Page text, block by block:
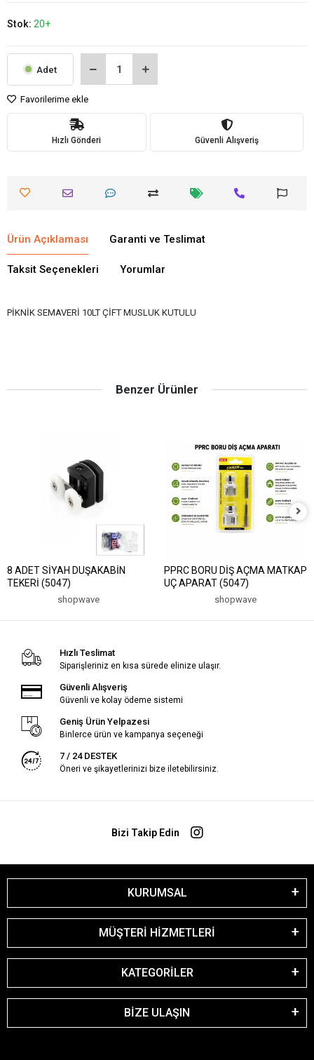
Stok: 20+
Adet
Favorilerime ekle
Hızlı Gönderi Güvenli Alışveriş
Ürün Açıklaması Garanti ve Teslimat
Taksit Seçenekleri Yorumlar
PİKNİK SEMAVERİ 10LT ÇİFT MUSLUK KUTULU
Benzer Ürünler
8 ADET SİYAH DUŞAKABİN
TEKERİ (5047)
shopwave
PPRC BORU DİŞ AÇMA MATKAP
UÇ APARAT (5047)
shopwave
Hızlı Teslimat
Siparişleriniz en kısa sürede elinize ulaşır.
Güvenli Alışveriş
Güvenli ve kolay ödeme sistemi
Geniş Ürün Yelpazesi
Binlerce ürün ve kampanya seçeneği
7 / 24 DESTEK
Öneri ve şikayetlerinizi bize iletebilirsiniz.
Bizi Takip Edin
KURUMSAL
MÜŞTERİ HİZMETLERİ
KATEGORİLER
BİZE ULAŞIN